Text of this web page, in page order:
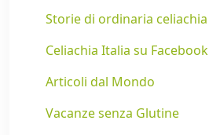
Storie di ordinaria celiachia
Celiachia Italia su Facebook
Articoli dal Mondo
Vacanze senza Glutine